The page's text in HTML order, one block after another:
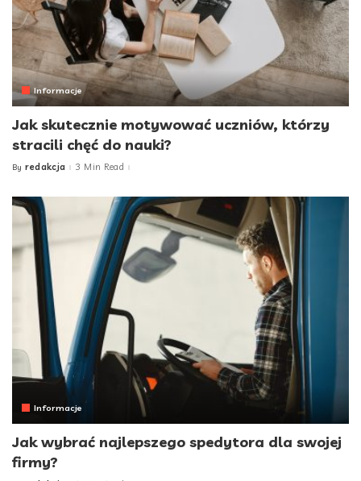
Informacje
Jak skutecznie motywować uczniów, którzy
stracili chęć do nauki?
Posted
By redakcja 3 Min Read
Informacje
Jak wybrać najlepszego spedytora dla swojej
firmy?